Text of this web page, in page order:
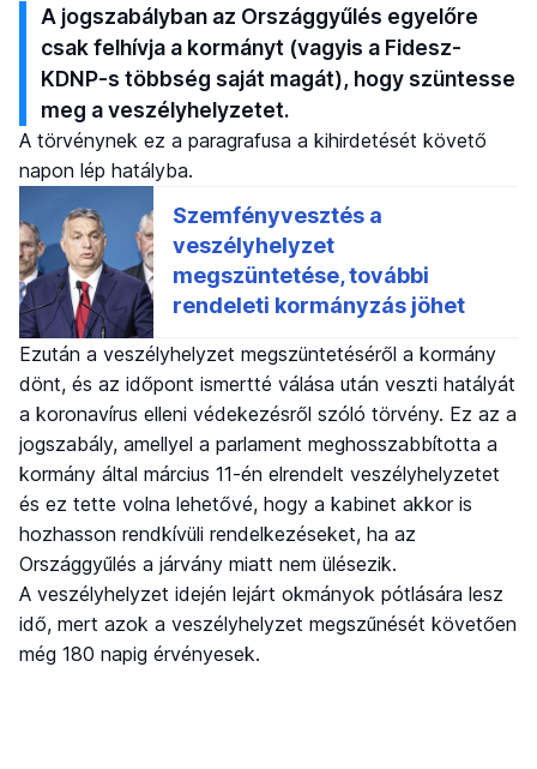
A jogszabályban az Országgyűlés egyelőre
csak felhívja a kormányt (vagyis a Fidesz-
KDNP-s többség saját magát), hogy szüntesse
meg a veszélyhelyzetet.
A törvénynek ez a paragrafusa a kihirdetését követő
napon lép hatályba.
Ezután a veszélyhelyzet megszüntetéséről a kormány
dönt, és az időpont ismertté válása után veszti hatályát
a koronavírus elleni védekezésről szóló törvény. Ez az a
jogszabály, amellyel a parlament meghosszabbította a
kormány által március 11-én elrendelt veszélyhelyzetet
és ez tette volna lehetővé, hogy a kabinet akkor is
hozhasson rendkívüli rendelkezéseket, ha az
Országgyűlés a járvány miatt nem ülésezik.
A veszélyhelyzet idején lejárt okmányok pótlására lesz
idő, mert azok a veszélyhelyzet megszűnését követően
még 180 napig érvényesek.